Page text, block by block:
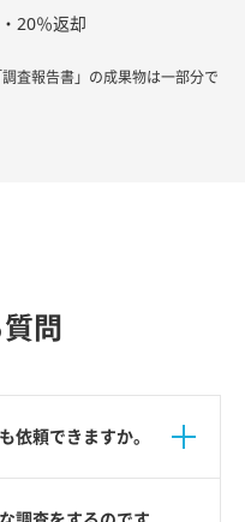
20％返却
査報告書」の成果物は一部分で
問
依頼できますか。